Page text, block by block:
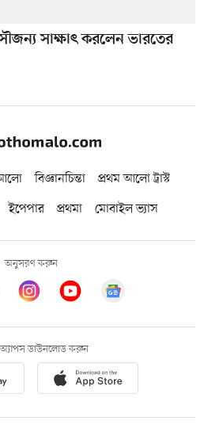
সৌজন্য সাক্ষাৎ করলেন ভারতের
বিজ্ঞানচিন্তা
প্রথম আলো ট্রাস্ট
ইপেপার প্রথমা মোবাইল ভ্যাস
অনুসরণ করুন
ডাউনলোড করুন